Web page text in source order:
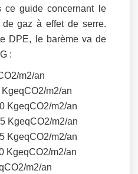
ce guide concernant le
de gaz à effet de serre.
DPE, le barème va de
:
m2/an
m2/an
KgeqCO2/m2/an
KgeqCO2/m2/an
KgeqCO2/m2/an
KgeqCO2/m2/an
m2/an